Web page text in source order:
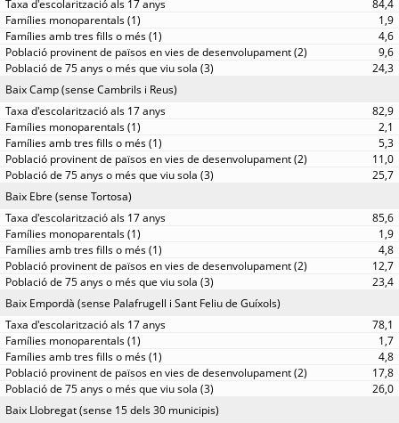
84,4
1,9
4,6
9,6
24,3
Baix Camp (sense Cambrils i Reus)
82,9
2,1
5,3
11,0
25,7
Baix Ebre (sense Tortosa)
85,6
1,9
4,8
12,7
23,4
Baix Empordà (sense Palafrugell i Sant Feliu de Guíxols)
78,1
1,7
4,8
17,8
26,0
Baix Llobregat (sense 15 dels 30 municipis)